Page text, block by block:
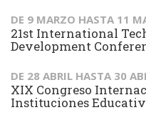
DE 9 MARZO HASTA 11
21st International
Development
DE 28 ABRIL HASTA 30
XIX Congreso
Instituciones